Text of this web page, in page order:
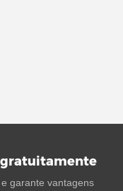
gratuitamente
garante vantagens